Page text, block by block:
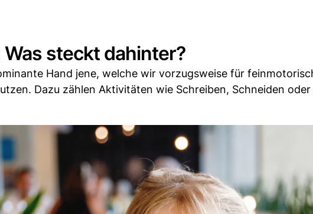
steckt dahinter?
Hand jene, welche wir vorzugsweise für
Dazu zählen Aktivitäten wie Schreiben, Schneiden oder